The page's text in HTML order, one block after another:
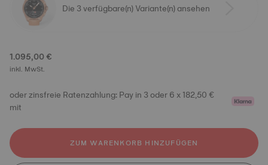
Die 3 verfügbare(n) Variante(n) ansehen
1.095,00 €
inkl. MwSt.
oder zinsfreie Ratenzahlung: Pay in 3 oder 6 x 182,50 €
mit
ZUM WARENKORB HINZUFÜGEN